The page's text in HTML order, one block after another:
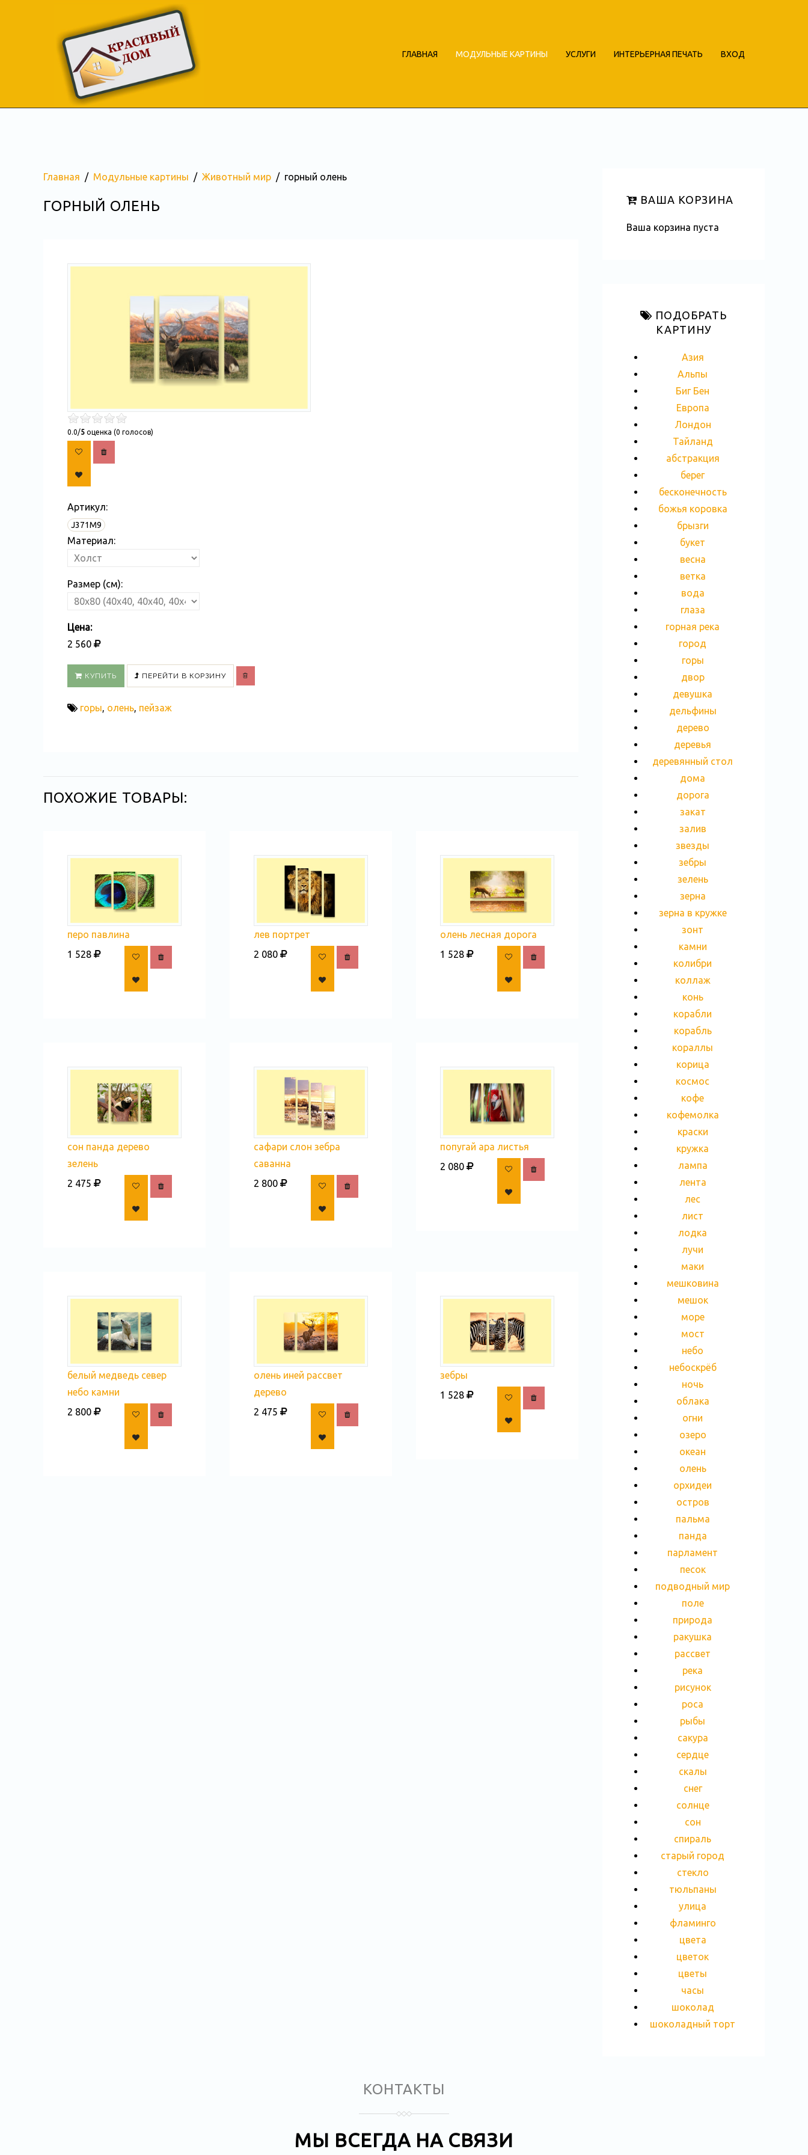
ГЛАВНАЯ МОДУЛЬНЫЕ КАРТИНЫ УСЛУГИ ИНТЕРЬЕРНАЯ ПЕЧАТЬ ВХОД
Главная Модульные картины Животный мир горный олень
ГОРНЫЙ ОЛЕНЬ
0.0/5 оценка (0 голосов)
Артикул:
J371M9
Материал:
Размер (см):
Цена:
2 560
КУПИТЬ ПЕРЕЙТИ В КОРЗИНУ
горы, олень, пейзаж
ПОХОЖИЕ ТОВАРЫ:
перо павлина
1 528
лев портрет
2 080
олень лесная дорога
1 528
сон панда дерево
зелень
2 475
сафари слон зебра
саванна
2 800
попугай ара листья
2 080
белый медведь север
небо камни
2 800
олень иней рассвет
дерево
2 475
зебры
1 528
ВАША КОРЗИНА
Ваша корзина пуста
ПОДОБРАТЬ
КАРТИНУ
Азия
Альпы
Биг Бен
Европа
Лондон
Тайланд
абстракция
берег
бесконечность
божья коровка
брызги
букет
весна
ветка
вода
глаза
горная река
город
горы
двор
девушка
дельфины
дерево
деревья
деревянный стол
дома
дорога
закат
залив
звезды
зебры
зелень
зерна
зерна в кружке
зонт
камни
колибри
коллаж
конь
корабли
корабль
кораллы
корица
космос
кофе
кофемолка
краски
кружка
лампа
лента
лес
лист
лодка
лучи
маки
мешковина
мешок
море
мост
небо
небоскрёб
ночь
облака
огни
озеро
океан
олень
орхидеи
остров
пальма
панда
парламент
песок
подводный мир
поле
природа
ракушка
рассвет
река
рисунок
роса
рыбы
сакура
сердце
скалы
снег
солнце
сон
спираль
старый город
стекло
тюльпаны
улица
фламинго
цвета
цветок
цветы
часы
шоколад
шоколадный торт
КОНТАКТЫ
МЫ ВСЕГДА НА СВЯЗИ